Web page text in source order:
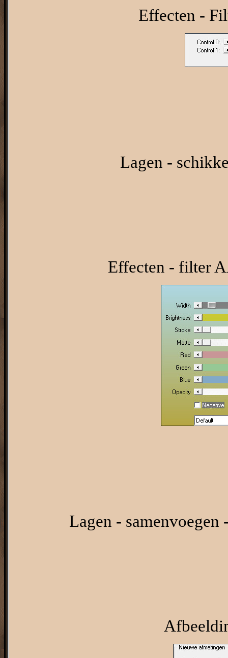
Effecten -
Lagen -
Effecten - filter
Lagen - samenvoegen